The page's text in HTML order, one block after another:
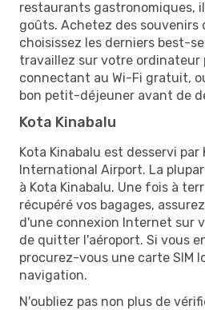
restaurants gastronomiques,
goûts. Achetez des souvenirs
choisissez les derniers best-
travaillez sur votre ordinateur
connectant au Wi-Fi gratuit,
bon petit-déjeuner avant de
Kota Kinabalu
Kota Kinabalu est desservi par
International Airport. La
à Kota Kinabalu. Une fois à
récupéré vos bagages,
d'une connexion Internet sur
de quitter l'aéroport. Si vous
procurez-vous une carte SIM
navigation.
N'oubliez pas non plus de